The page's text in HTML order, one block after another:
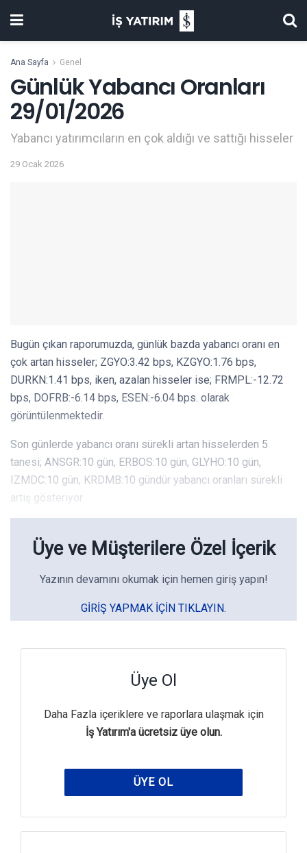
Ana Sayfa Genel
Günlük Yabancı Oranları
29/01/2026
Yabancı yatırımcıların en çok aldığı ve sattığı hisseler
29 Ocak 2026
Bugün çıkan raporumuzda, günlük bazda yabancı oranı en
çok artan hisseler; ZGYO:3.42 bps, KZGYO:1.76 bps,
DURKN:1.41 bps, iken, azalan hisseler ise; FRMPL:-12.72
bps, DOFRB:-6.14 bps, ESEN:-6.04 bps. olarak
görüntülenmektedir.
Son günlerde yabancı oranı sürekli artan hisselerden 5
tanesi; ANSGR:10 gün, ERBOS:10 gün, GLYHO:10 gün,
IZMDC:10 gün, KRDMB:10 gündür yabancı oranları sürekli
artış gösteriyor.
Üye ve Müşterilere Özel İçerik
Yazının devamını okumak için hemen giriş yapın!
GIRIŞ YAPMAK IÇIN TIKLAYIN.
Üye Ol
Daha Fazla içeriklere ve raporlara ulaşmak için
İş Yatırım'a ücretsiz üye olun.
ÜYE OL